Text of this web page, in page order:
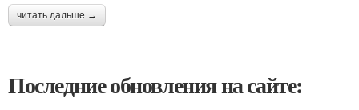
читать дальше →
Последние обновления на сайте: